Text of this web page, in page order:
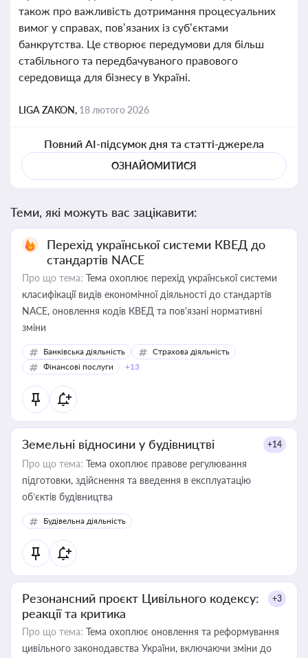
також про важливість дотримання процесуальних
вимог у справах, пов’язаних із суб’єктами
банкрутства. Це створює передумови для більш
стабільного та передбачуваного правового
середовища для бізнесу в Україні.
LIGA ZAKON, 18 лютого 2026
Повний AI-підсумок дня та статті-джерела
ОЗНАЙОМИТИСЯ
Теми, які можуть вас зацікавити:
Перехід української системи КВЕД до
стандартів NACE
Про що тема: Тема охоплює перехід української системи
класифікації видів економічної діяльності до стандартів
NACE, оновлення кодів КВЕД та пов'язані нормативні
зміни
Банківська діяльність
Страхова діяльність
Фінансові послуги
+13
Земельні відносини у будівництві +14
Про що тема: Тема охоплює правове регулювання
підготовки, здійснення та введення в експлуатацію
об’єктів будівництва
Будівельна діяльність
Резонансний проєкт Цивільного кодексу:
реакції та критика
+3
Про що тема: Тема охоплює оновлення та реформування
цивільного законодавства України, включаючи зміни до